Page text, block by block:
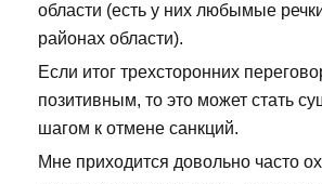
области (есть у них любымые
районах области).
Если итог трехсторонних
позитивным, то это может стать
шагом к отмене санкций.
Мне приходится довольно часто